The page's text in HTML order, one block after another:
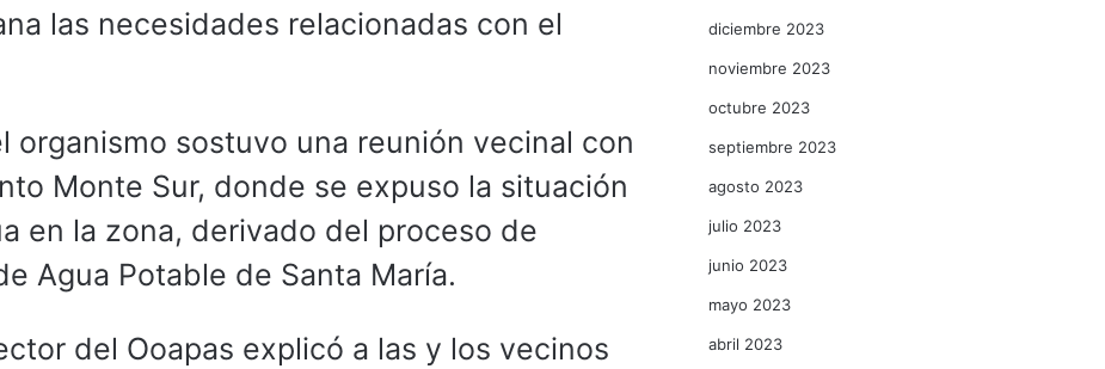
las necesidades relacionadas con el
organismo sostuvo una reunión vecinal con
Monte Sur, donde se expuso la situación
en la zona, derivado del proceso de
Agua Potable de Santa María.
del Ooapas explicó a las y los vecinos
diciembre 2023
noviembre 2023
octubre 2023
septiembre 2023
agosto 2023
julio 2023
junio 2023
mayo 2023
abril 2023